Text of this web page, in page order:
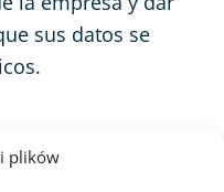
plików
sus datos se